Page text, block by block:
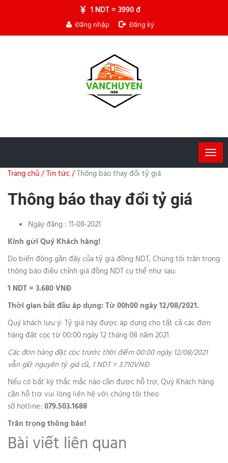
1 NDT = 3990 đ
Đăng nhập Đăng ký
Trang chủ /Tin tức /Thông báo thay đổi tỷ giá
Thông báo thay đổi tỷ giá
Ngày đăng : 11-08-2021
Kính gửi Quý Khách hàng!
Do biến động gần đây của tỷ giá đồng NDT, Chúng tôi trân trọng
thông báo điều chỉnh giá đồng NDT cụ thể như sau:
1 NDT = 3.680 VNĐ
Thời gian bắt đầu áp dụng: Từ 00h00 ngày 12/08/2021.
Quý khách lưu ý: Tỷ giá này được áp dụng cho tất cả các đơn
hàng đặt cọc từ 00:00 ngày 12 tháng 08 năm 2021
Các đơn hàng đặt cọc trước thời điểm 00:00 ngày 12/08/2021
vẫn giữ nguyên tỷ giá cũ, 1 NDT = 3.710VNĐ
Nếu có bất kỳ thắc mắc nào cần được hỗ trợ, Quý Khách hàng
cần hỗ trợ vui lòng liên hệ với chúng tôi theo
số hotline: 079.503.1688
Trân trọng thông báo!
Bài viết liên quan